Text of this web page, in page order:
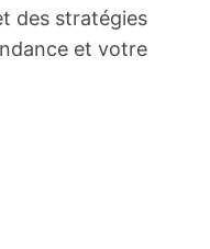
des stratégies
et votre